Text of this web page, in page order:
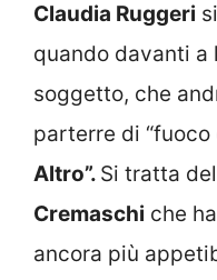
Claudia Ruggeri
quando davanti a
soggetto, che
parterre di “fuoco
Altro”. Si tratta
Cremaschi che
ancora più